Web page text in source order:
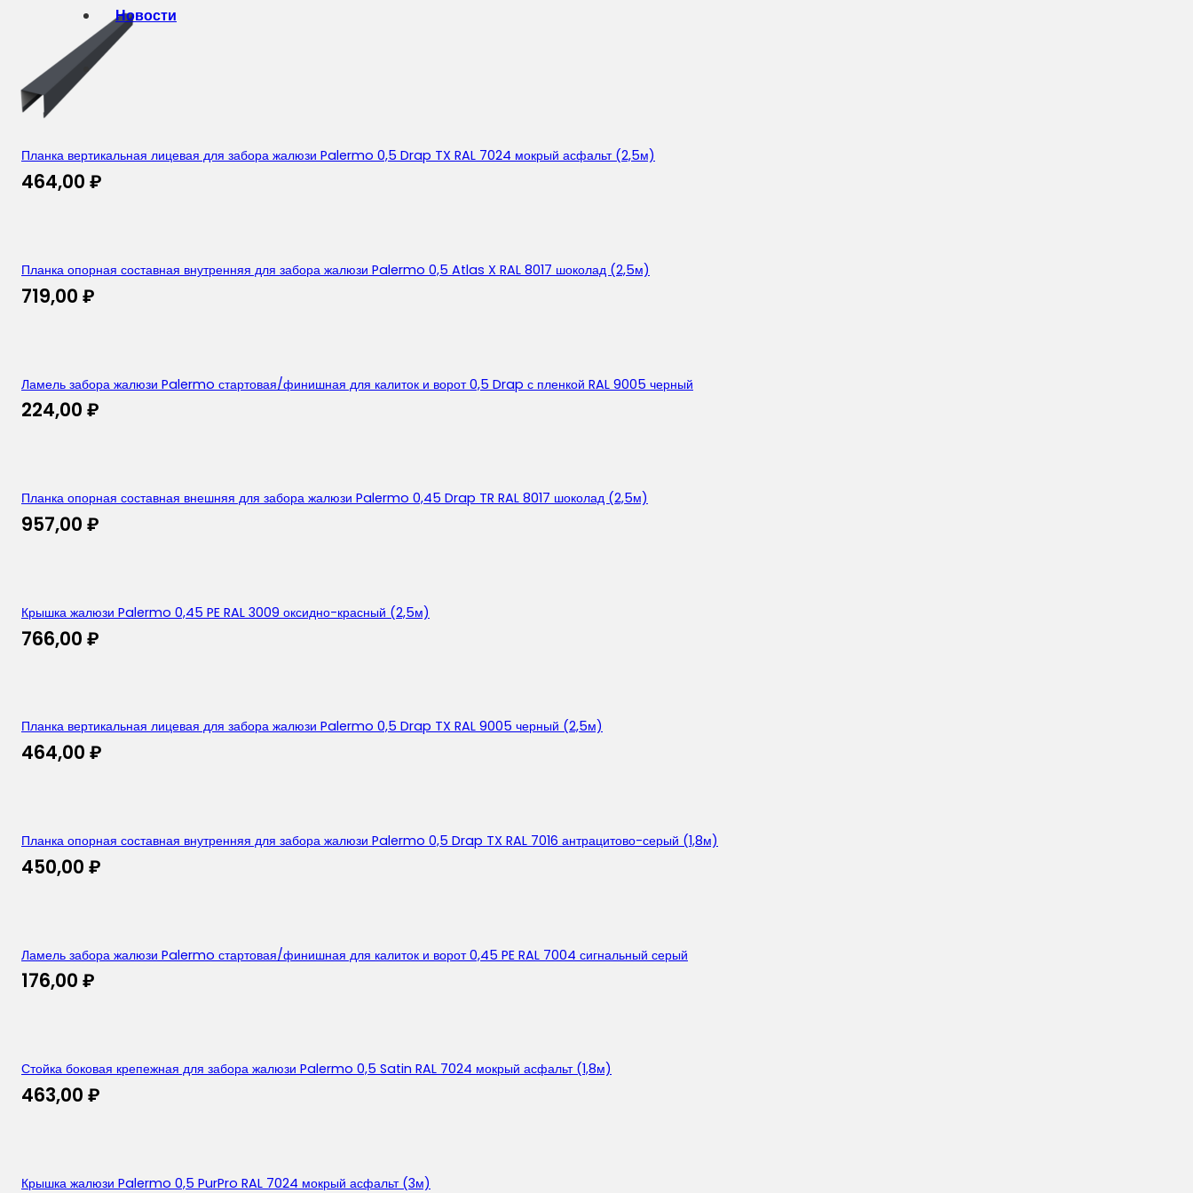
Новости
Планка вертикальная лицевая для забора жалюзи Palermo 0,5 Drap TX RAL 7024 мокрый асфальт (2,5м)
464,00 ₽
Планка опорная составная внутренняя для забора жалюзи Palermo 0,5 Atlas X RAL 8017 шоколад (2,5м)
719,00 ₽
Ламель забора жалюзи Palermo стартовая/финишная для калиток и ворот 0,5 Drap с пленкой RAL 9005 черный
224,00 ₽
Планка опорная составная внешняя для забора жалюзи Palermo 0,45 Drap TR RAL 8017 шоколад (2,5м)
957,00 ₽
Крышка жалюзи Palermo 0,45 PE RAL 3009 оксидно-красный (2,5м)
766,00 ₽
Планка вертикальная лицевая для забора жалюзи Palermo 0,5 Drap TX RAL 9005 черный (2,5м)
464,00 ₽
Планка опорная составная внутренняя для забора жалюзи Palermo 0,5 Drap TX RAL 7016 антрацитово-серый (1,8м)
450,00 ₽
Ламель забора жалюзи Palermo стартовая/финишная для калиток и ворот 0,45 PE RAL 7004 сигнальный серый
176,00 ₽
Стойка боковая крепежная для забора жалюзи Palermo 0,5 Satin RAL 7024 мокрый асфальт (1,8м)
463,00 ₽
Крышка жалюзи Palermo 0,5 PurPro RAL 7024 мокрый асфальт (3м)